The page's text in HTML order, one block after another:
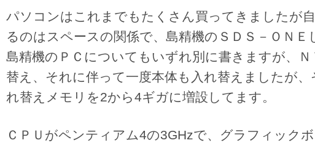
パソコンはこれまでもたくさん買ってきましたが
るのはスペースの関係で、島精機のＳＤＳ－ＯＮ
島精機のＰＣについてもいずれ別に書きますが、
替え、それに伴って一度本体も入れ替えましたが
れ替えメモリを2から4ギガに増設してます。
ＣＰＵがペンティアム4の3GHzで、グラフィック